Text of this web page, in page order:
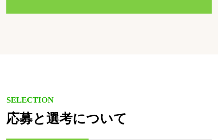
SELECTION
応募と選考について